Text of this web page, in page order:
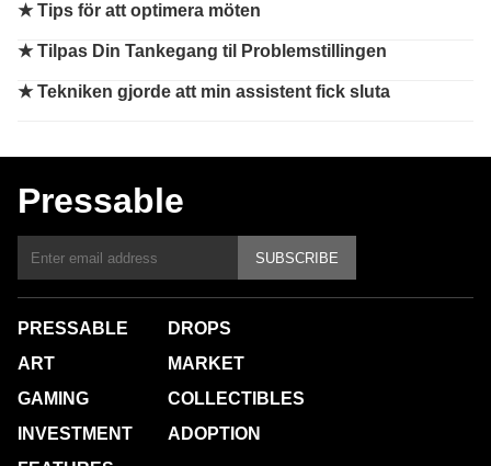
★Tips för att optimera möten
★Tilpas Din Tankegang til Problemstillingen
★Tekniken gjorde att min assistent fick sluta
Pressable
SUBSCRIBE
PRESSABLE
ART
GAMING
INVESTMENT
DROPS
MARKET
COLLECTIBLES
ADOPTION